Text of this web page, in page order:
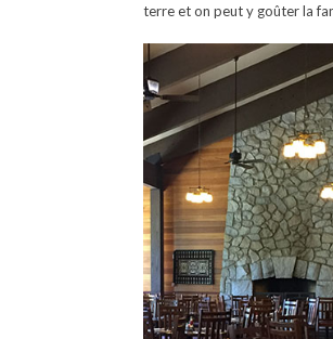
terre et on peut y goûter la